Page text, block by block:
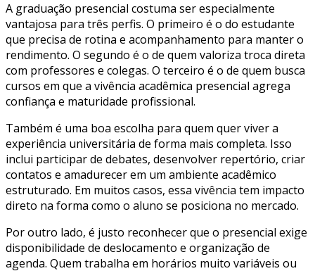
A graduação presencial costuma ser especialmente
vantajosa para três perfis. O primeiro é o do estudante
que precisa de rotina e acompanhamento para manter o
rendimento. O segundo é o de quem valoriza troca direta
com professores e colegas. O terceiro é o de quem busca
cursos em que a vivência acadêmica presencial agrega
confiança e maturidade profissional.
Também é uma boa escolha para quem quer viver a
experiência universitária de forma mais completa. Isso
inclui participar de debates, desenvolver repertório, criar
contatos e amadurecer em um ambiente acadêmico
estruturado. Em muitos casos, essa vivência tem impacto
direto na forma como o aluno se posiciona no mercado.
Por outro lado, é justo reconhecer que o presencial exige
disponibilidade de deslocamento e organização de
agenda. Quem trabalha em horários muito variáveis ou